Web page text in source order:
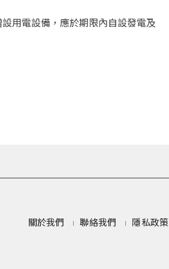
用電設備，應於期限內自設發電及
關於我們 聯絡我們 隱私政策